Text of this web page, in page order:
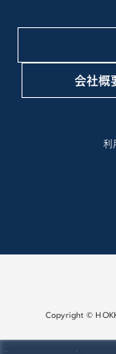
会社概
利
Copyright ©